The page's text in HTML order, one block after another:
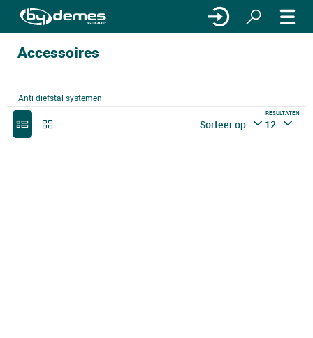
Accessoires
Anti diefstal systemen
Sorteer op
RESULTATEN
12